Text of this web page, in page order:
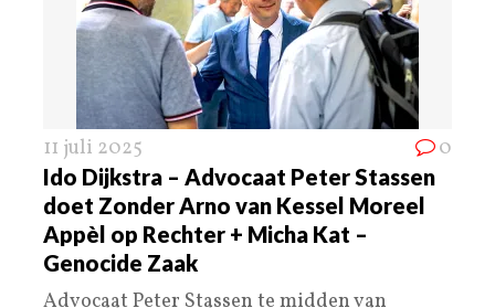
11 juli 2025 0
Ido Dijkstra – Advocaat Peter Stassen
doet Zonder Arno van Kessel Moreel
Appèl op Rechter + Micha Kat –
Genocide Zaak
Advocaat Peter Stassen te midden van